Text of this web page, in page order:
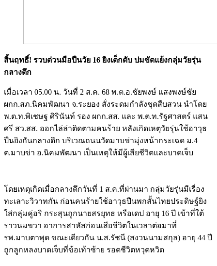
สิ้นฤทธิ์! รวบด่วนมือปืนวัย 16 ยิงเด็กดับ ปมขัดแย้งกลุ่มวัยรุ่น
กลางดึก
เมื่อเวลา 05.00 น. วันที่ 2 ส.ค. 68 พ.ต.อ.ชัยพงษ์ แสงพงษ์ชัย
ผกก.สภ.นิคมพัฒนา จ.ระยอง สั่งระดมกำลังชุดสืบสวน นำโดย
พ.ต.ท.พิเชษฐ ศิรินันท์ รอง ผกก.สส. และ พ.ต.ท.รัฐศาสตร์ แสน
ศรี สว.สส. ออกไล่ล่าติดตามคนร้าย หลังเกิดเหตุวัยรุ่นใช้อาวุธ
ปืนยิงกันกลางดึก บริเวณถนนวัดมาบข่ามุ่งหน้ากระเฉด ม.4
ต.มาบข่า อ.นิคมพัฒนา เป็นเหตุให้มีผู้เสียชีวิตและบาดเจ็บ
โดยเหตุเกิดเมื่อกลางดึกวันที่ 1 ส.ค.ที่ผ่านมา กลุ่มวัยรุ่นมีเรื่อง
ทะเลาะวิวาทกัน ก่อนคนร้ายใช้อาวุธปืนพกสั้นไทยประดิษฐ์ยิง
ใส่กลุ่มคู่อริ กระสุนถูกนายสรยุทธ หรือเดป อายุ 16 ปี เข้าที่ใต้
ราวนมขวา อาการสาหัสก่อนเสียชีวิตในเวลาต่อมาที่
รพ.มาบตาพุด ขณะเดียวกัน น.ส.รัชนี (สงวนนามสกุล) อายุ 44 ปี
ถูกลูกหลงบาดเจ็บที่ข้อเท้าซ้าย รอดชีวิตหวุดหวิด